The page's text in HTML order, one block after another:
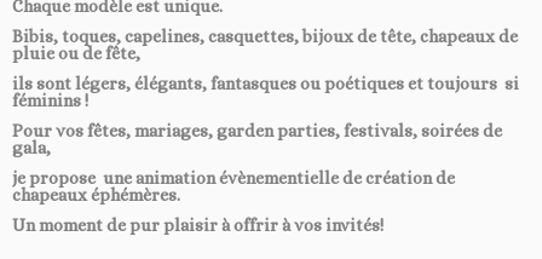
Chaque modèle est unique.
Bibis, toques, capelines, casquettes, bijoux de tête, chapeaux de
pluie ou de fête,
ils sont légers, élégants, fantasques ou poétiques et toujours si
féminins !
Pour vos fêtes, mariages, garden parties, festivals, soirées de
gala,
je propose uneanimation évènementiellede création de
chapeaux éphémères.
Un moment de pur plaisir à offrir à vos invités!